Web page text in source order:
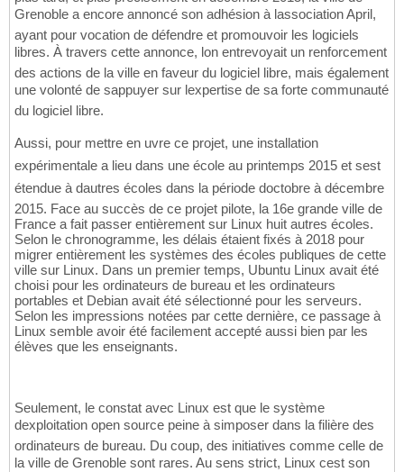
Grenoble a encore annoncé son adhésion à lassociation April,
ayant pour vocation de défendre et promouvoir les logiciels
libres. À travers cette annonce, lon entrevoyait un renforcement
des actions de la ville en faveur du logiciel libre, mais également
une volonté de sappuyer sur lexpertise de sa forte communauté
du logiciel libre.
Aussi, pour mettre en uvre ce projet, une installation
expérimentale a lieu dans une école au printemps 2015 et sest
étendue à dautres écoles dans la période doctobre à décembre
2015. Face au succès de ce projet pilote, la 16e grande ville de
France a fait passer entièrement sur Linux huit autres écoles.
Selon le chronogramme, les délais étaient fixés à 2018 pour
migrer entièrement les systèmes des écoles publiques de cette
ville sur Linux. Dans un premier temps, Ubuntu Linux avait été
choisi pour les ordinateurs de bureau et les ordinateurs
portables et Debian avait été sélectionné pour les serveurs.
Selon les impressions notées par cette dernière, ce passage à
Linux semble avoir été facilement accepté aussi bien par les
élèves que les enseignants.
Seulement, le constat avec Linux est que le système
dexploitation open source peine à simposer dans la filière des
ordinateurs de bureau. Du coup, des initiatives comme celle de
la ville de Grenoble sont rares. Au sens strict, Linux cest son